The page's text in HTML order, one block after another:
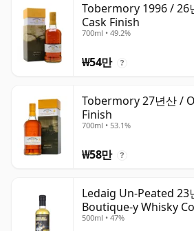
Tobermory 1996 / 26
Cask Finish
700ml • 49.2%
₩54만 ?
Tobermory 27년산 /
Finish
700ml • 53.1%
₩58만 ?
Ledaig Un-Peated 23
Boutique-y Whisky
500ml • 47%